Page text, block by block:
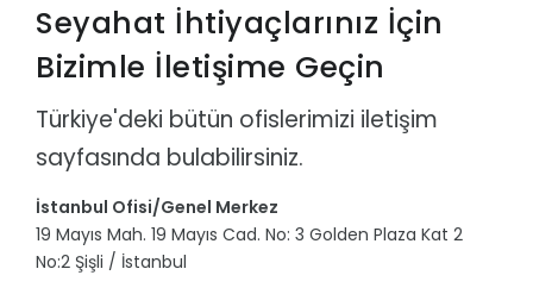
Seyahat İhtiyaçlarınız İçin
Bizimle İletişime Geçin
Türkiye'deki bütün ofislerimizi iletişim
sayfasında bulabilirsiniz.
İstanbul Ofisi/Genel Merkez
19 Mayıs Mah. 19 Mayıs Cad. No: 3 Golden Plaza Kat 2
No:2 Şişli / İstanbul